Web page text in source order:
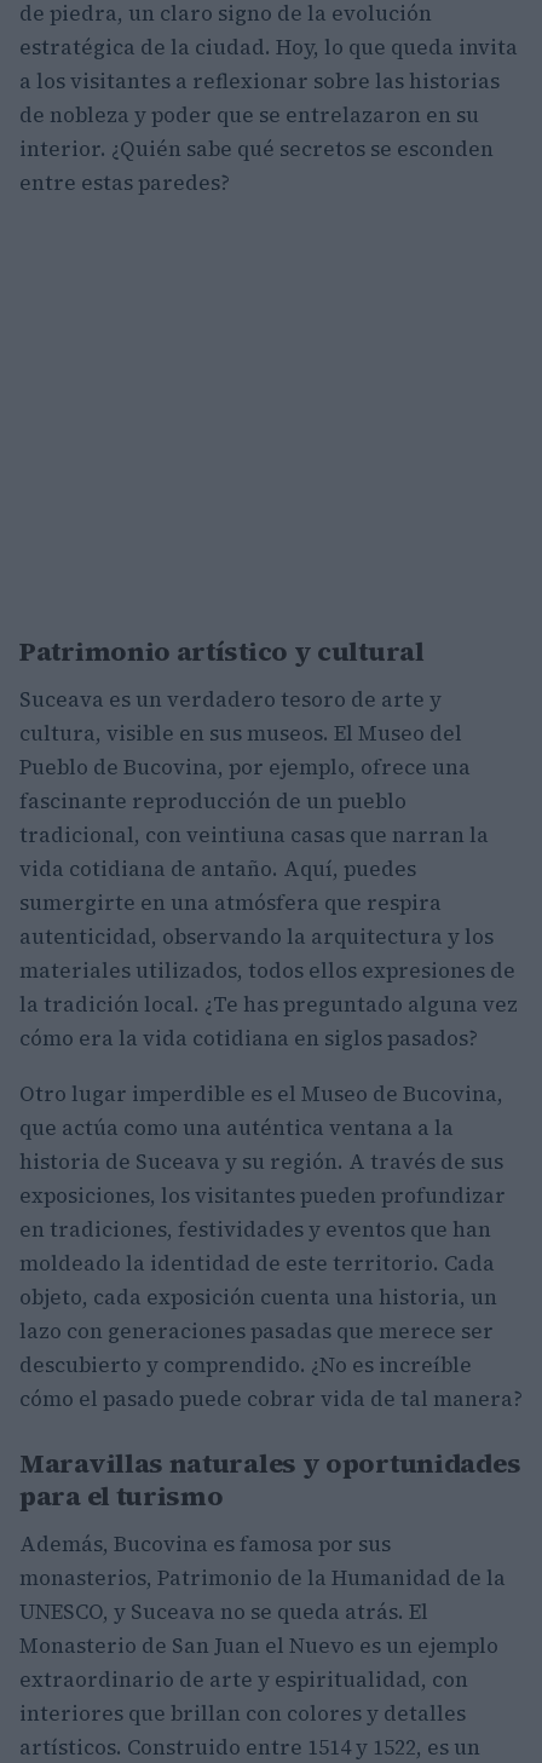
de piedra, un claro signo de la evolución
estratégica de la ciudad. Hoy, lo que queda invita
a los visitantes a reflexionar sobre las historias
de nobleza y poder que se entrelazaron en su
interior. ¿Quién sabe qué secretos se esconden
entre estas paredes?
Patrimonio artístico y cultural
Suceava es un verdadero tesoro de arte y
cultura, visible en sus museos. El Museo del
Pueblo de Bucovina, por ejemplo, ofrece una
fascinante reproducción de un pueblo
tradicional, con veintiuna casas que narran la
vida cotidiana de antaño. Aquí, puedes
sumergirte en una atmósfera que respira
autenticidad, observando la arquitectura y los
materiales utilizados, todos ellos expresiones de
la tradición local. ¿Te has preguntado alguna vez
cómo era la vida cotidiana en siglos pasados?
Otro lugar imperdible es el Museo de Bucovina,
que actúa como una auténtica ventana a la
historia de Suceava y su región. A través de sus
exposiciones, los visitantes pueden profundizar
en tradiciones, festividades y eventos que han
moldeado la identidad de este territorio. Cada
objeto, cada exposición cuenta una historia, un
lazo con generaciones pasadas que merece ser
descubierto y comprendido. ¿No es increíble
cómo el pasado puede cobrar vida de tal manera?
Maravillas naturales y oportunidades
para el turismo
Además, Bucovina es famosa por sus
monasterios, Patrimonio de la Humanidad de la
UNESCO, y Suceava no se queda atrás. El
Monasterio de San Juan el Nuevo es un ejemplo
extraordinario de arte y espiritualidad, con
interiores que brillan con colores y detalles
artísticos. Construido entre 1514 y 1522, es un